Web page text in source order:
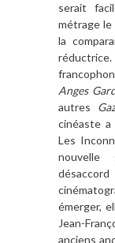
serait
métrage le
la
Anges
autres
cinéaste
Les
nouvelle
émerger,
Jean-
anciens